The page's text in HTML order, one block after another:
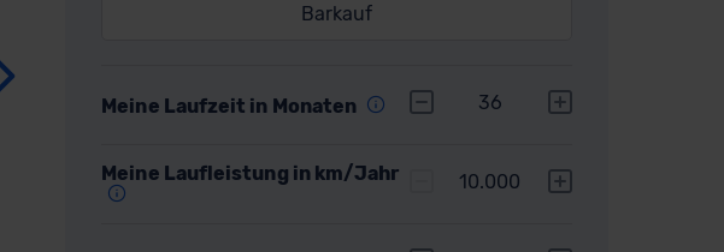
Weiter
Barkauf
Meine Laufzeit in Monaten 36
Meine Laufleistung in km/Jahr 10.000